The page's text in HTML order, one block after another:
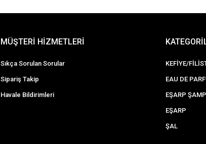
MÜŞTERİ HİZMETLERİ
Sıkça Sorulan Sorular
Sipariş Takip
Havale Bildirimleri
KEFİYE/
EAU DE
EŞARP
EŞARP
ŞAL